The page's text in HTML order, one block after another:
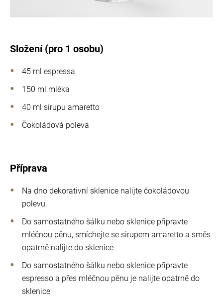
Složení (pro 1 osobu)
45 ml espressa
150 ml mléka
40 ml sirupu amaretto
Čokoládová poleva
Příprava
Na dno dekorativní sklenice nalijte čokoládovou
polevu.
Do samostatného šálku nebo sklenice připravte
mléčnou pěnu, smíchejte se sirupem amaretto a směs
opatrně nalijte do sklenice.
Do samostatného šálku nebo sklenice připravte
espresso a přes mléčnou pěnu je nalijte opatrně do
sklenice